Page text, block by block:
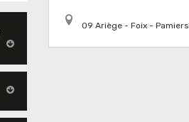
09 Ariège - Foix - Pamiers